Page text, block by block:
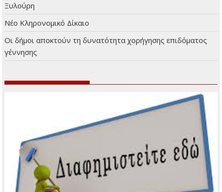
Ξυλούρη
Νέο Κληρονομικό Δίκαιο
Οι δήμοι αποκτούν τη δυνατότητα χορήγησης επιδόματος
γέννησης